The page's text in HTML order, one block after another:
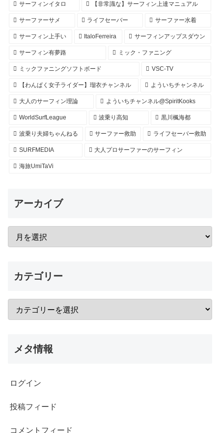
サーフィンイタロ 【非常識な】サーフィン上達マニュアル
サーファーサメ ライフセーバー サーファー水着
サーフィン上手い ItaloFerreira サーフィンアップスダウン
サーフィン有夢路 ミック・ファニング
ミックファニングソフトボード VSC-TV
【わんぱく女子ライダー】瑠衣チャンネル よういちチャンネル
大人のサーフィン理論 よういちチャンネル@SpiritKooks
WorldSurfLeague 波乗り高知 黒川楓海都
波乗り夫婦ちゃんねる サーファー救助 ライフセーバー救助
SURFMEDIA 大人プロサーファーのサーフィン
海旅UmiTaVi
アーカイブ
カテゴリー
メタ情報
ログイン
投稿フィード
コメントフィード